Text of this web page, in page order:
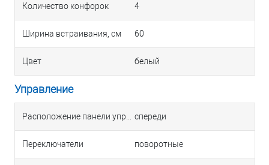
Количество конфорок 4
Ширина встраивания, см 60
Цвет белый
Управление
спереди
Переключатели поворотные